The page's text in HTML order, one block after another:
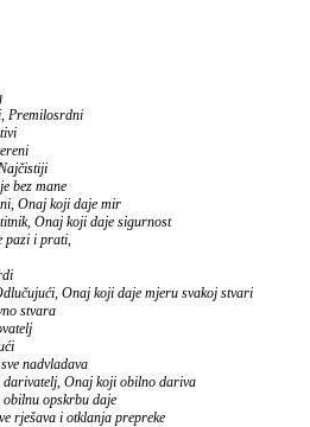
Premilosrdni
bez mane
Onaj koji daje mir
Onaj koji daje sigurnost
pazi i prati,
Onaj koji daje mjeru svakoj stvari
stvara
nadvladava
Onaj koji obilno dariva
opskrbu daje
rješava i otklanja prepreke